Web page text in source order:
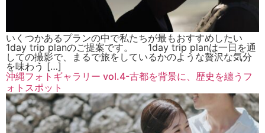
いくつかあるプランの中で私たちが最もおすすめしたい
1day trip planのご提案です。 1day trip planは一日を通
しての撮影で、まるで旅をしているかのような贅沢な気分
を味わう […]
沖縄フォトギャラリー vol.4-古都を背景に、歴史を纏うフ
ォトスポット